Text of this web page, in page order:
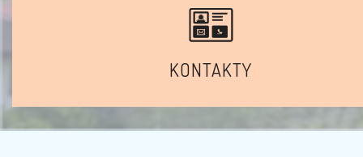
KONTAKTY